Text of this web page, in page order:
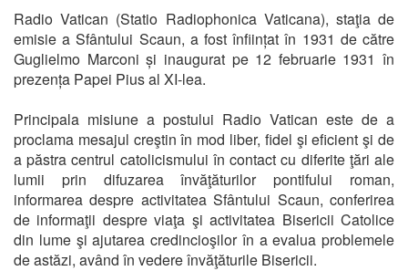
Radio Vatican (Statio Radiophonica Vaticana), staţia de
emisie a Sfântului Scaun, a fost înființat în 1931 de către
Guglielmo Marconi și inaugurat pe 12 februarie 1931 în
prezența Papei Pius al XI-lea.
Principala misiune a postului Radio Vatican este de a
proclama mesajul creştin în mod liber, fidel şi eficient şi de
a păstra centrul catolicismului în contact cu diferite ţări ale
lumii prin difuzarea învăţăturilor pontifului roman,
informarea despre activitatea Sfântului Scaun, conferirea
de informaţii despre viaţa şi activitatea Bisericii Catolice
din lume şi ajutarea credincioşilor în a evalua problemele
de astăzi, având în vedere învăţăturile Bisericii.